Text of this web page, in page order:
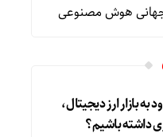
جهانی هوش مصنوعی
به بازار ارز دیجیتال،
داشته باشیم؟